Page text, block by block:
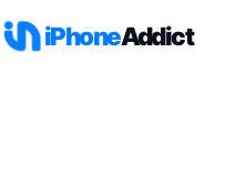
iPhoneAddict